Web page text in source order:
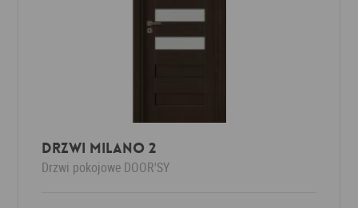
Drzwi Milano 2
Drzwi pokojowe DOOR'SY